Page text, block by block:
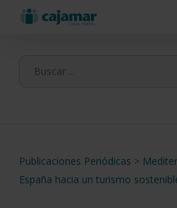
Publicaciones Periódicas >
España hacia un turismo